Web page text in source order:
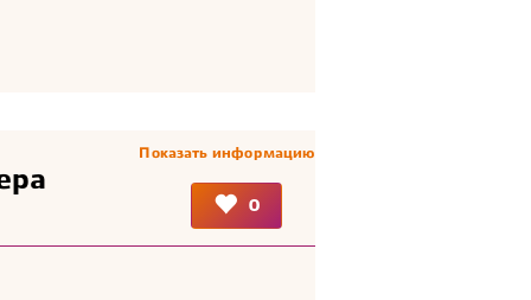
Показать информацию
0